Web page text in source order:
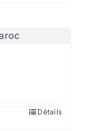
Détails